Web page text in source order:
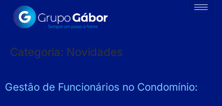
Categoria: Novidades
Gestão de Funcionários no Condomínio: